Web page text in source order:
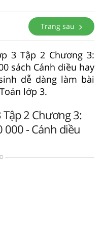
Trang sau
3 Tập 2 Chương 3:
sách Cánh diều hay
dễ dàng làm bài
lớp 3.
2 Chương 3:
000 - Cánh diều